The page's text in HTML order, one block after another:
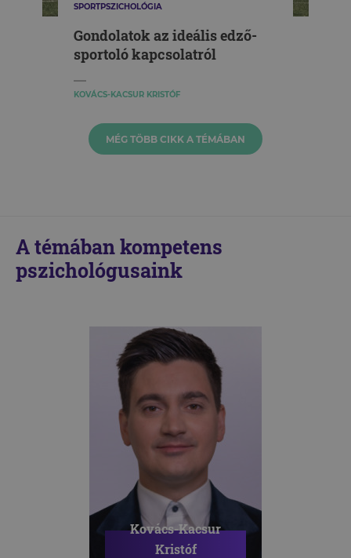
SPORTPSZICHOLÓGIA
Gondolatok az ideális edző-
sportoló kapcsolatról
KOVÁCS-KACSUR KRISTÓF
MÉG TÖBB CIKK A TÉMÁBAN
A témában kompetens
pszichológusaink
Kovács-Kacsur
Kristóf